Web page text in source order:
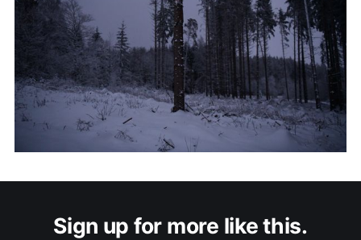
Sign up for more like this.